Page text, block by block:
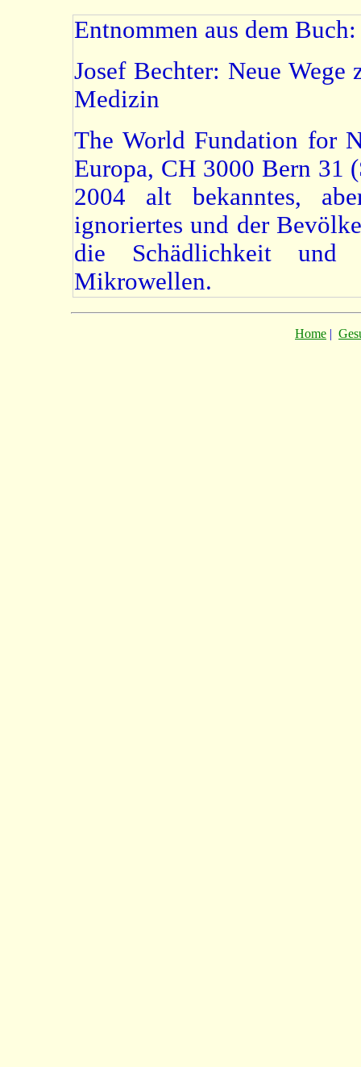
Entnommen aus dem Buch:
Josef Bechter: Neue
Medizin
The World Fundation for
Europa, CH 3000 Bern 31
2004 alt bekanntes,
ignoriertes und der
die Schädlichkeit und
Mikrowellen.
Home |